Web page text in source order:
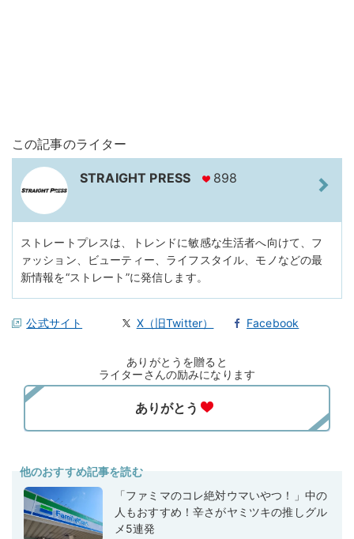
この記事のライター
STRAIGHT PRESS 898
ストレートプレスは、トレンドに敏感な生活者へ向けて、フ
ァッション、ビューティー、ライフスタイル、モノなどの最
新情報を“ストレート”に発信します。
公式サイト X（旧Twitter） Facebook
ありがとうを贈ると
ライターさんの励みになります
他のおすすめ記事を読む
「ファミマのコレ絶対ウマいやつ！」中の
人もおすすめ！辛さがヤミツキの推しグル
メ5連発